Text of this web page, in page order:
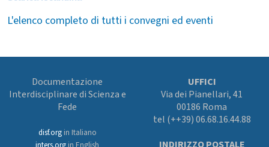
L'elenco completo di tutti i convegni ed eventi
Documentazione
Interdisciplinare di Scienza e
Fede
disf.orgin Italiano
UFFICI
Via dei Pianellari, 41
00186 Roma
tel (++39) 06.68.16.44.88